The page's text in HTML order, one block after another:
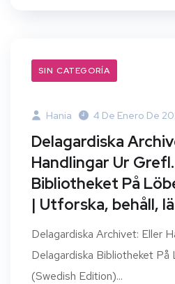
SIN CATEGORÍA
Hania 4 De Enero De
Delagardiska
Handlingar Ur
Bibliotheket På
| Utforska, behåll,
Delagardiska Archivet: Eller
Delagardiska Bibliotheket På
(Swedish Edition)...